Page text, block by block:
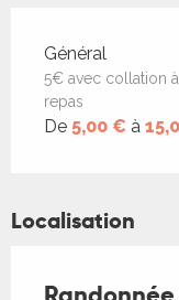
Tarifs 2026
Général
5€ avec collation
repas
De 5,00 € à
Localisation